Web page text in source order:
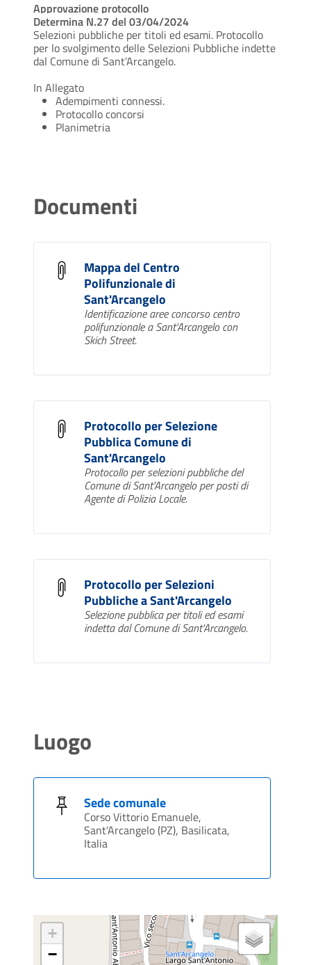
Approvazione protocollo
Determina N.27 del 03/04/2024
Selezioni pubbliche per titoli ed esami. Protocollo
per lo svolgimento delle Selezioni Pubbliche indette
dal Comune di Sant’Arcangelo.
In Allegato
Adempimenti connessi.
Protocollo concorsi
Planimetria
Documenti
Mappa del Centro
Polifunzionale di
Sant'Arcangelo
Identificazione aree concorso centro
polifunzionale a Sant'Arcangelo con
Skich Street.
Protocollo per Selezione
Pubblica Comune di
Sant'Arcangelo
Protocollo per selezioni pubbliche del
Comune di Sant'Arcangelo per posti di
Agente di Polizia Locale.
Protocollo per Selezioni
Pubbliche a Sant'Arcangelo
Selezione pubblica per titoli ed esami
indetta dal Comune di Sant'Arcangelo.
Luogo
Sede comunale
Corso Vittorio Emanuele,
Sant’Arcangelo (PZ), Basilicata,
Italia
+
−